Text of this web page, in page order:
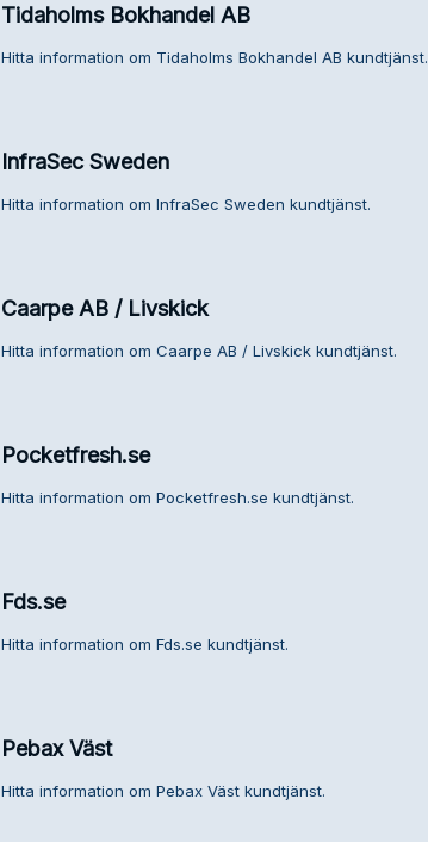
Tidaholms Bokhandel AB
Hitta information om Tidaholms Bokhandel AB kundtjänst.
InfraSec Sweden
Hitta information om InfraSec Sweden kundtjänst.
Caarpe AB / Livskick
Hitta information om Caarpe AB / Livskick kundtjänst.
Pocketfresh.se
Hitta information om Pocketfresh.se kundtjänst.
Fds.se
Hitta information om Fds.se kundtjänst.
Pebax Väst
Hitta information om Pebax Väst kundtjänst.